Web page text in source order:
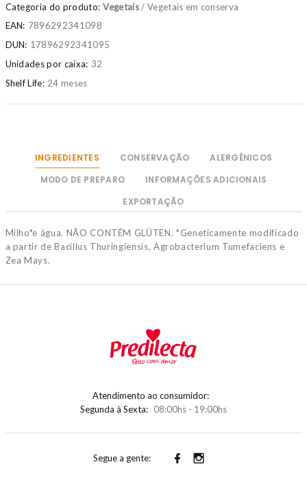
Categoria do produto: Vegetais/ Vegetais em conserva
EAN: 7896292341098
DUN: 17896292341095
Unidades por caixa: 32
Shelf Life: 24 meses
INGREDIENTES CONSERVAÇÃO
ALERGÊNICOS
MODO DE PREPARO
INFORMAÇÕES ADICIONAIS
EXPORTAÇÃO
Milho*e água. NÃO CONTÉM GLÚTEN. *Geneticamente modificado
a partir de Bacillus Thuringiensis, Agrobacterium Tumefaciens e
Zea Mays.
Atendimento ao consumidor:
Segunda à Sexta: 08:00hs - 19:00hs
Segue a gente: